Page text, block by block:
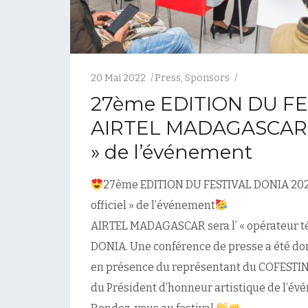
20 Mai 2022 Press, Sponsors
27ème EDITION DU
AIRTEL
» de l’événement
27ème EDITION DU FESTIVAL DONIA
officiel » de l’événement
AIRTEL MADAGASCAR sera l’ «
DONIA. Une conférence de presse a été
en présence du représentant du
du Président d’honneur artistique de